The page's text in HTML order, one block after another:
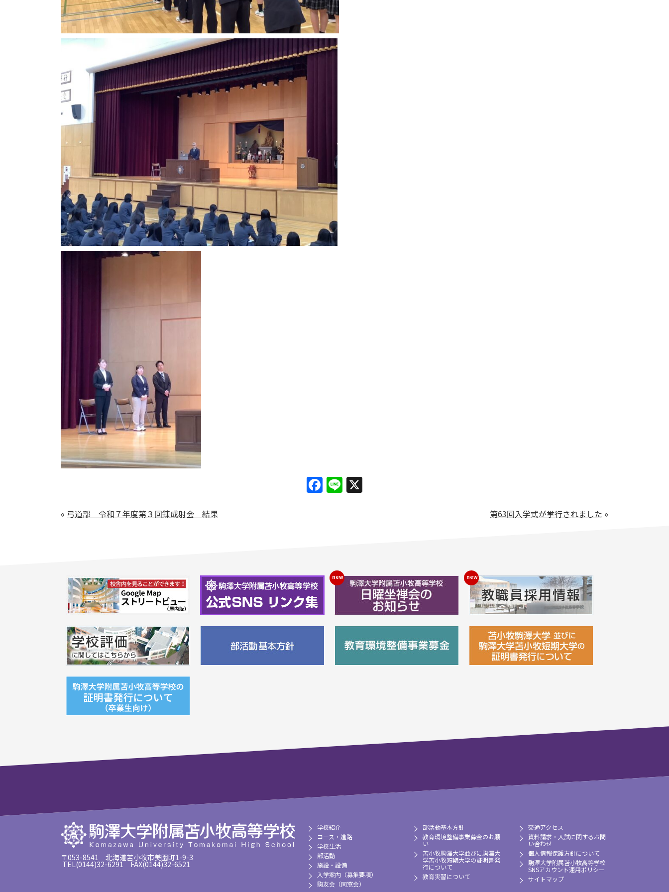
Facebook
Line
« 弓道部 令和７年度第３回錬成射会 結果 第63回入学式が挙行されました »
〒053-8541 北海道苫小牧市美園町1-9-3
TEL(0144)32-6291 FAX(0144)32-6521
学校紹介
コース・進路
学校生活
部活動
施設・設備
入学案内（募集要項）
駒友会（同窓会）
部活動基本方針
教育環境整備事業募金のお願
い
苫小牧駒澤大学並びに駒澤大
学苫小牧短期大学の証明書発
行について
教育実習について
交通アクセス
資料請求・入試に関するお問
い合わせ
個人情報保護方針について
駒澤大学附属苫小牧高等学校
SNSアカウント運用ポリシー
サイトマップ